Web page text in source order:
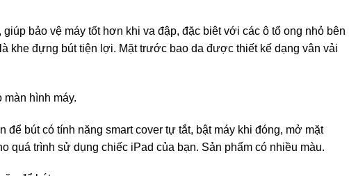
bảo vệ máy tốt hơn khi va đập, đặc biêt với các ô tổ ong nhỏ bên
khe đựng bút tiện lợi. Mặt trước bao da được thiết kế dạng vân vải
hình máy.
để bút có tính năng smart cover tự tắt, bật máy khi đóng, mở mặt
quá trình sử dụng chiếc iPad của bạn. Sản phẩm có nhiều màu.